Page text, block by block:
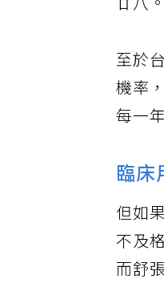
廿八。
至於
機率
每一
臨床
但如
不及
而舒